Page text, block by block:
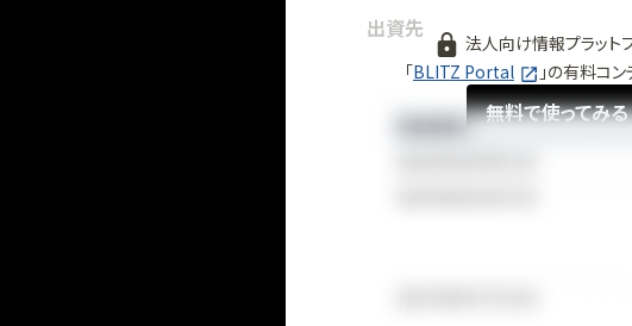
法人向け情報プラット
「BLITZ Portal 」の有料コン
無料で使ってみる
出資先